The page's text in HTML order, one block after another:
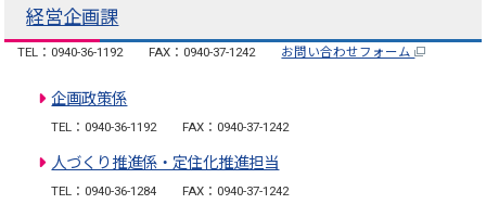
経営企画課
TEL：0940-36-1192 FAX：0940-37-1242 お問い合わせフォーム
企画政策係
TEL：0940-36-1192 FAX：0940-37-1242
人づくり推進係・定住化推進担当
TEL：0940-36-1284 FAX：0940-37-1242